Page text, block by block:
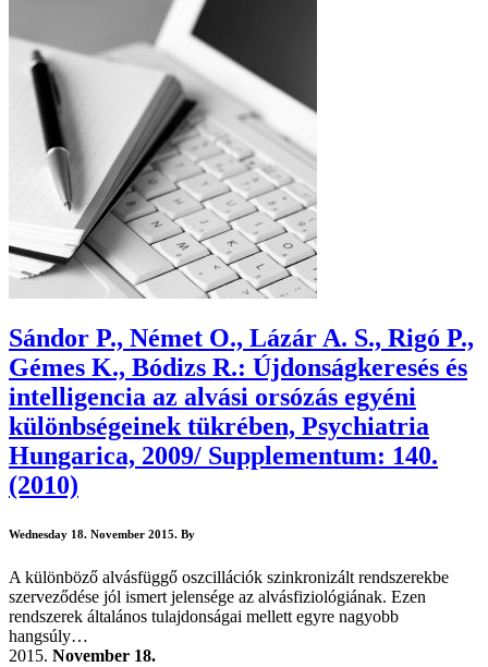
Sándor P., Német O., Lázár A. S., Rigó P.,
Gémes K., Bódizs R.: Újdonságkeresés és
intelligencia az alvási orsózás egyéni
különbségeinek tükrében, Psychiatria
Hungarica, 2009/ Supplementum: 140.
(2010)
Wednesday 18. November 2015. By
A különböző alvásfüggő oszcillációk szinkronizált rendszerekbe
szerveződése jól ismert jelensége az alvásfiziológiának. Ezen
rendszerek általános tulajdonságai mellett egyre nagyobb
hangsúly…
2015. November 18.